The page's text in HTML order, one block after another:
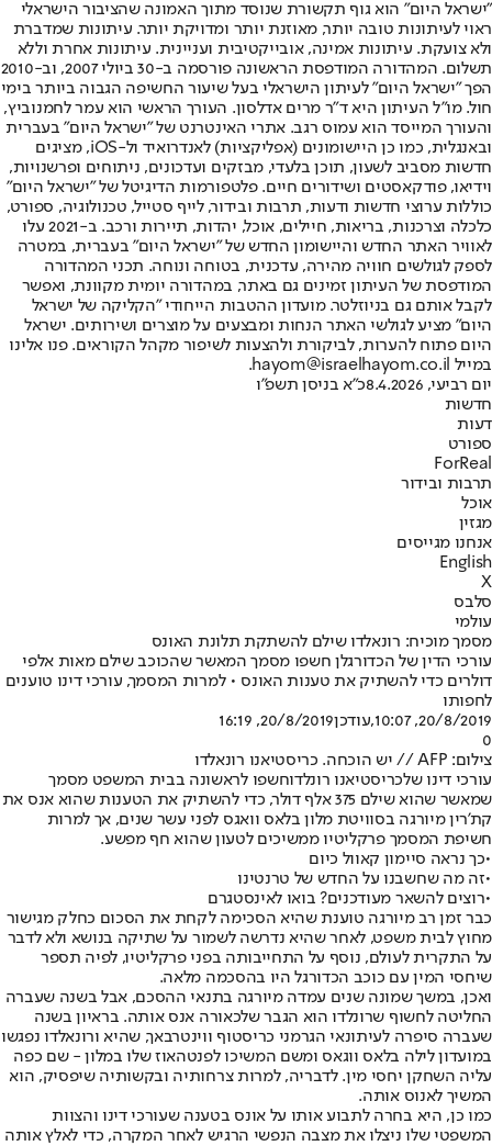
"ישראל היום" הוא גוף תקשורת שנוסד מתוך האמונה שהציבור הישראלי
ראוי לעיתונות טובה יותר, מאוזנת יותר ומדויקת יותר. עיתונות שמדברת
ולא צועקת. עיתונות אמינה, אובייקטיבית ועניינית. עיתונות אחרת וללא
תשלום. המהדורה המודפסת הראשונה פורסמה ב-30 ביולי 2007, וב-2010
הפך "ישראל היום" לעיתון הישראלי בעל שיעור החשיפה הגבוה ביותר בימי
חול. מו"ל העיתון היא ד"ר מרים אדלסון. העורך הראשי הוא עמר לחמנוביץ,
והעורך המייסד הוא עמוס רגב. אתרי האינטרנט של "ישראל היום" בעברית
ובאנגלית, כמו כן היישומונים (אפליקציות) לאנדרואיד ול-iOS, מציגים
חדשות מסביב לשעון, תוכן בלעדי, מבזקים ועדכונים, ניתוחים ופרשנויות,
וידיאו, פודקאסטים ושידורים חיים. פלטפורמות הדיגיטל של "ישראל היום"
כוללות ערוצי חדשות ודעות, תרבות ובידור, לייף סטייל, טכנולוגיה, ספורט,
כלכלה וצרכנות, בריאות, חיילים, אוכל, יהדות, תיירות ורכב. ב-2021 עלו
לאוויר האתר החדש והיישומון החדש של "ישראל היום" בעברית, במטרה
לספק לגולשים חוויה מהירה, עדכנית, בטוחה ונוחה. תכני המהדורה
המודפסת של העיתון זמינים גם באתר, במהדורה יומית מקוונת, ואפשר
לקבל אותם גם בניוזלטר. מועדון ההטבות הייחודי "הקליקה של ישראל
היום" מציע לגולשי האתר הנחות ומבצעים על מוצרים ושירותים. ישראל
היום פתוח להערות, לביקורת ולהצעות לשיפור מקהל הקוראים. פנו אלינו
במייל hayom@israelhayom.co.il.
יום רביעי, 8.4.2026
כ"א בניסן תשפ"ו
חדשות
דעות
ספורט
ForReal
תרבות ובידור
אוכל
מגזין
אנחנו מגייסים
English
X
סלבס
עולמי
מסמך מוכיח: רונאלדו שילם להשתקת תלונת האונס
עורכי הדין של הכדורגלן חשפו מסמך המאשר שהכוכב שילם מאות אלפי
דולרים כדי להשתיק את טענות האונס • למרות המסמך, עורכי דינו טוענים
לחפותו
20/8/2019, 10:07
,עודכן20/8/2019, 16:19
0
צילום: AFP // יש הוכחה. כריסטיאנו רונאלדו
עורכי דינו שלכריסטיאנו רונלדוחשפו לראשונה בבית המשפט מסמך
שמאשר שהוא שילם 375 אלף דולר, כדי להשתיק את הטענות שהוא אנס את
קת'רין מיורגה בסוויטת מלון בלאס וואגס לפני עשר שנים, אך למרות
חשיפת המסמך פרקליטיו ממשיכים לטעון שהוא חף מפשע.
•כך נראה סיימון קאוול כיום
•זה מה שחשבנו על החדש של טרנטינו
•רוצים להשאר מעודכנים? בואו לאינסטגרם
כבר זמן רב מיורגה טוענת שהיא הסכימה לקחת את הסכום כחלק מגישור
מחוץ לבית משפט, לאחר שהיא נדרשה לשמור על שתיקה בנושא ולא לדבר
על התקרית לעולם, נוסף על התחייבותה בפני פרקליטיו, לפיה תספר
שיחסי המין עם כוכב הכדורגל היו בהסכמה מלאה.
ואכן, במשך שמונה שנים עמדה מיורגה בתנאי ההסכם, אבל בשנה שעברה
החליטה לחשוף שרונלדו הוא הגבר שלכאורה אנס אותה. בראיון בשנה
שעברה סיפרה לעיתונאי הגרמני כריסטוף ווינטרבאך, שהיא ורונאלדו נפגשו
במועדון לילה בלאס ווגאס ומשם המשיכו לפנטהאוז שלו במלון - שם כפה
עליה השחקן יחסי מין. לדבריה, למרות צרחותיה ובקשותיה שיפסיק, הוא
המשיך לאנוס אותה.
כמו כן, היא בחרה לתבוע אותו על אונס בטענה שעורכי דינו והצוות
המשפטי שלו ניצלו את מצבה הנפשי הרגיש לאחר המקרה, כדי לאלץ אותה